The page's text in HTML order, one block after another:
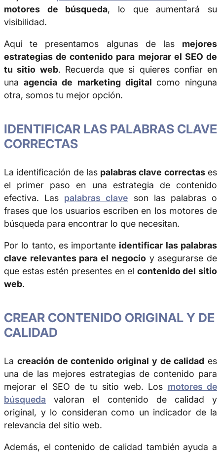
motores de búsqueda, lo que aumentará su
visibilidad.
Aquí te presentamos algunas de las mejores
estrategias de contenido para mejorar el SEO de
tu sitio web. Recuerda que si quieres confiar en
unaagencia de marketing digital como ninguna
otra, somos tu mejor opción.
IDENTIFICAR LAS PALABRAS CLAVE
CORRECTAS
La identificación de las palabras clave correctases
el primer paso en una estrategia de contenido
efectiva. Las palabras clave son las palabras o
frases que los usuarios escriben en los motores de
búsqueda para encontrar lo que necesitan.
Por lo tanto, es importante identificar las palabras
clave relevantes para el negocioy asegurarse de
que estas estén presentes en el contenido del sitio
web.
CREAR CONTENIDO ORIGINAL Y DE
CALIDAD
La creación de contenido original y de calidad es
una de las mejores estrategias de contenido para
mejorar el SEO de tu sitio web. Los motores de
búsqueda valoran el contenido de calidad y
original, y lo consideran como un indicador de la
relevancia del sitio web.
Además, el contenido de calidad también ayuda a